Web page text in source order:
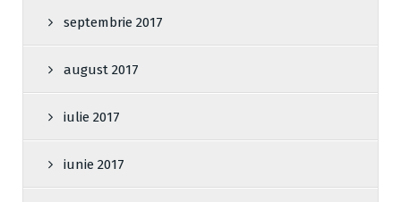
septembrie 2017
august 2017
iulie 2017
iunie 2017